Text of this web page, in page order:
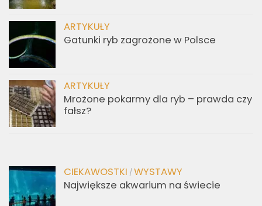
ARTYKUŁY
Gatunki ryb zagrożone w Polsce
ARTYKUŁY
Mrożone pokarmy dla ryb – prawda czy
fałsz?
CIEKAWOSTKI / WYSTAWY
Największe akwarium na świecie